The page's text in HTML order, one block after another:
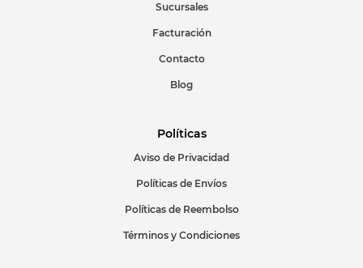
Sucursales
Facturación
Contacto
Blog
Políticas
Aviso de Privacidad
Políticas de Envíos
Políticas de Reembolso
Términos y Condiciones